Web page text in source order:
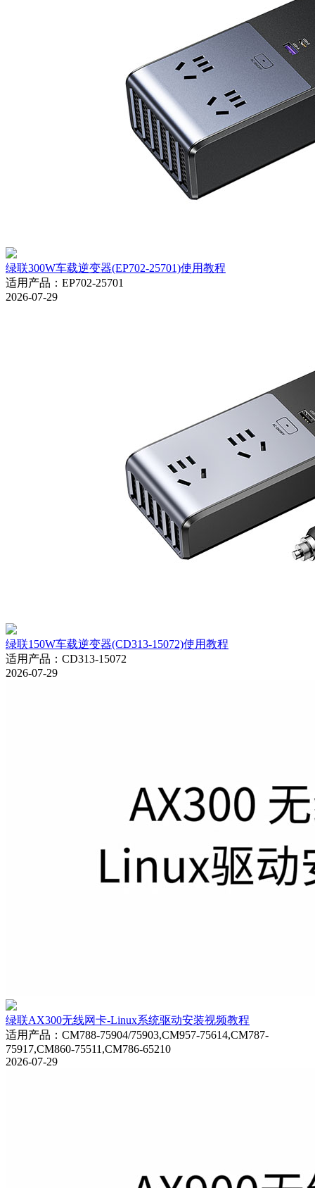
绿联300W车载逆变器(EP702-25701)使用教程
适用产品 ： EP702-25701
2026-07-29
绿联150W车载逆变器(CD313-15072)使用教程
适用产品 ： CD313-15072
2026-07-29
绿联AX300无线网卡-Linux系统驱动安装视频教程
适用产品 ： CM788-75904/75903,CM957-75614,CM787-
75917,CM860-75511,CM786-65210
2026-07-29